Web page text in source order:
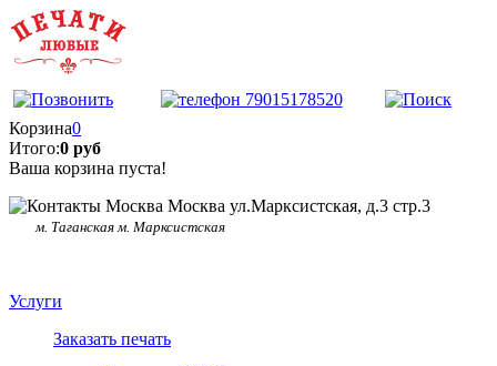
Корзина0
Итого:0 руб
Ваша корзина пуста!
Москва ул.Марксистская, д.3 стр.3
м. Таганская м. Марксистская
Услуги
Заказать печать